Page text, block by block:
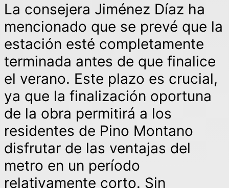
La consejera Jiménez Díaz ha
mencionado que se prevé que la
estación esté completamente
terminada antes de que finalice
el verano. Este plazo es crucial,
ya que la finalización oportuna
de la obra permitirá a los
residentes de Pino Montano
disfrutar de las ventajas del
metro en un período
relativamente corto. Sin